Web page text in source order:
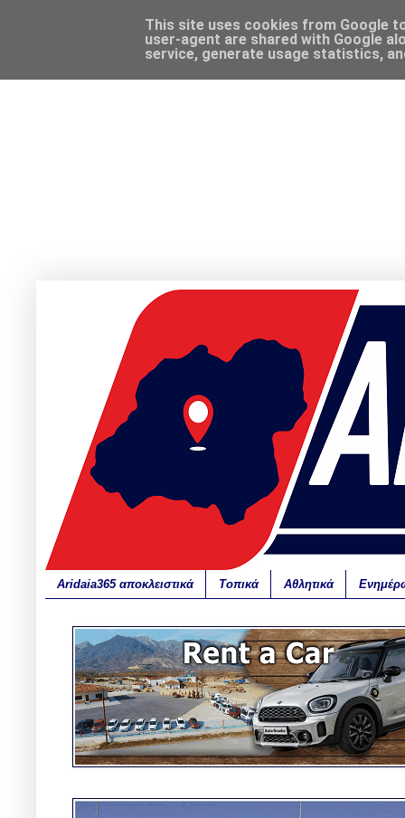
Aridaia365 αποκλειστικά Τοπικά Αθλητικά
This site uses cookies from Google
user-agent are shared with Google
service, generate usage statistics,